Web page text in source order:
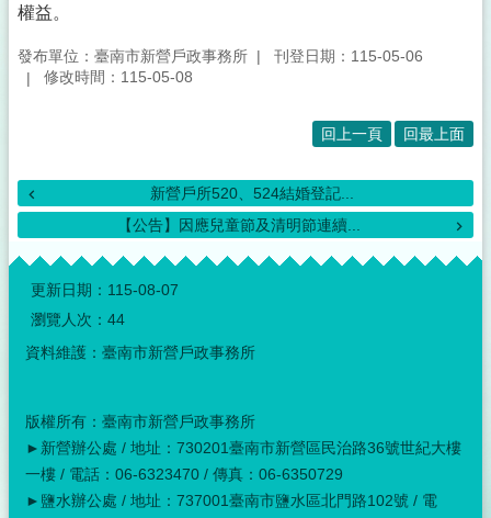
權益。
發布單位：臺南市新營戶政事務所
刊登日期：115-05-06
修改時間：115-05-08
回上一頁 回最上面
新營戶所520、524結婚登記...
【公告】因應兒童節及清明節連續...
:::
更新日期： 115-08-07
瀏覽人次： 44
資料維護：臺南市新營戶政事務所
版權所有：臺南市新營戶政事務所
►新營辦公處 / 地址：730201臺南市新營區民治路36號世紀大樓
一樓 / 電話：06-6323470 / 傳真：06-6350729
►鹽水辦公處 / 地址：737001臺南市鹽水區北門路102號 / 電